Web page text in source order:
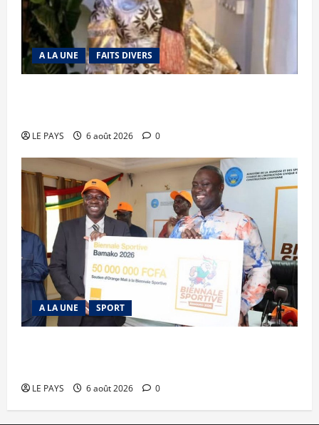
A LA UNE FAITS DIVERS
LE PAYS 6 août 2026 0
A LA UNE SPORT
LE PAYS 6 août 2026 0